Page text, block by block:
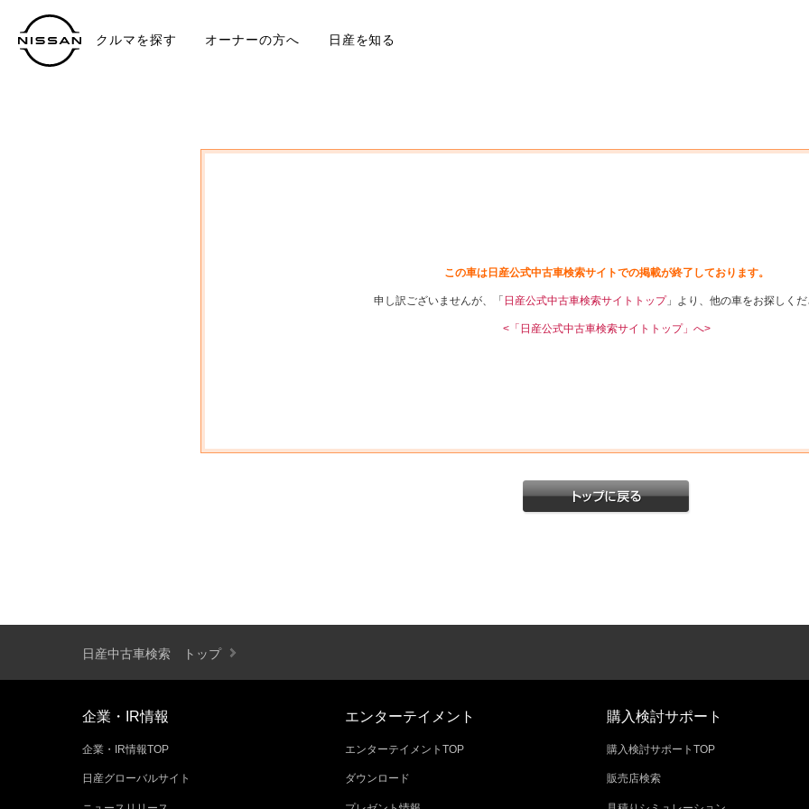
クルマを探す オーナーの方へ 日産を知る
この車は日産公式中古車検索サイトでの掲載が終了しております。
申し訳ございませんが、「 日産公式中古車検索サイトトップ」より、他の車をお探しくだ
<「日産公式中古車検索サイトトップ」へ>
日産中古車検索 トップ
企業・IR情報
企業・IR情報TOP
日産グローバルサイト
エンターテイメント
エンターテイメントTOP
ダウンロード
購入検討サポート
購入検討サポートTOP
販売店検索